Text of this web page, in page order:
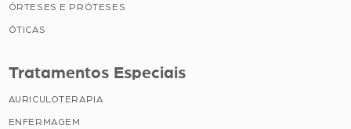
ÓRTESES E PRÓTESES
ÓTICAS
Tratamentos Especiais
AURICULOTERAPIA
ENFERMAGEM